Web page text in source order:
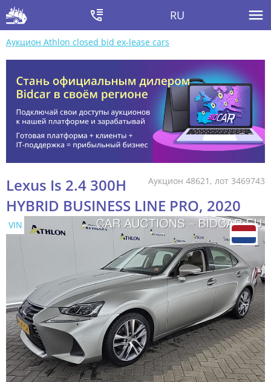
RU
Аукцион Athlon closed bid ex-lease cars
Аукцион 48621, лот 3469743
Lexus Is 2.4 300H
HYBRID BUSINESS LINE PRO, 2020
VIN